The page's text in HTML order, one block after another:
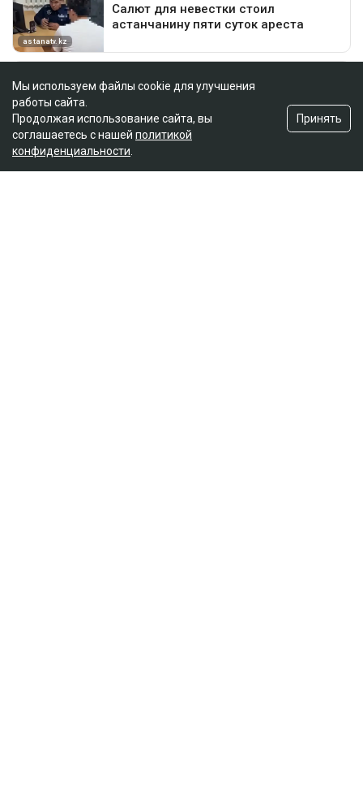
Мы используем файлы cookie для улучшения
работы сайта.
Продолжая использование сайта, вы
соглашаетесь с нашей политикой
конфиденциальности
Принять